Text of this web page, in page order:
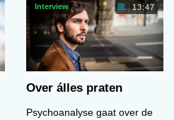
Interview 13:47
Over álles praten
Psychoanalyse gaat over de